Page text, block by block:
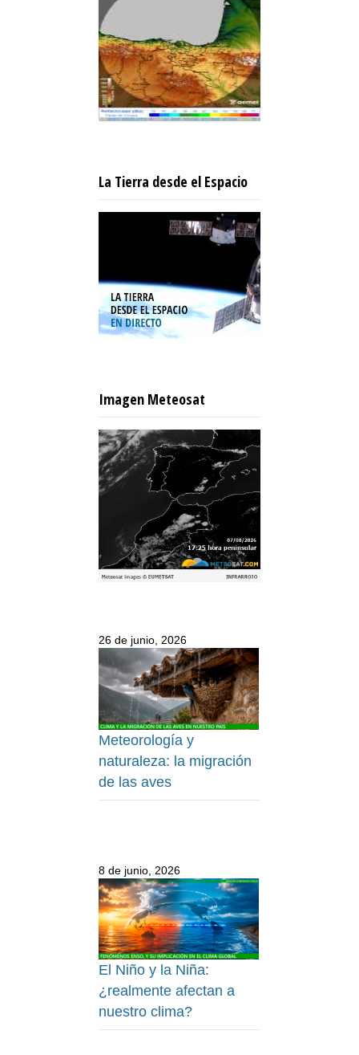
La Tierra desde el Espacio
Imagen Meteosat
26 de junio, 2026
Meteorología y
naturaleza: la migración
de las aves
8 de junio, 2026
El Niño y la Niña:
¿realmente afectan a
nuestro clima?